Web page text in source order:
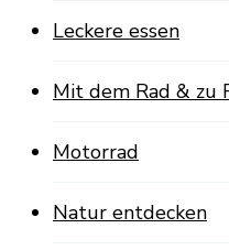
Leckere essen
Mit dem Rad & zu
Motorrad
Natur entdecken